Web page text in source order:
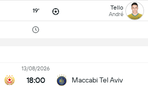
19' Tello
André
13/08/2026
18:00 Maccabi Tel Aviv